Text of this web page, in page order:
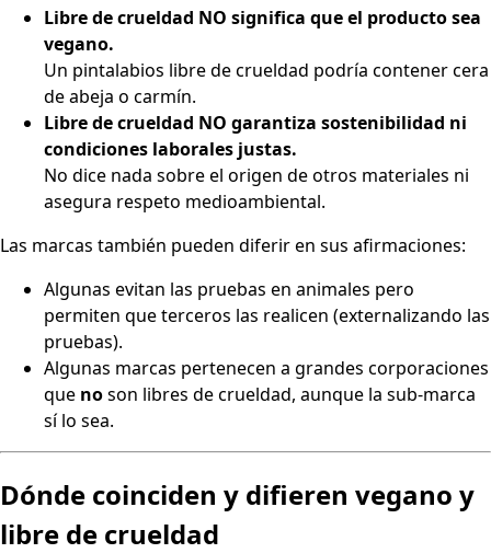
Libre de crueldad NO significa que el producto sea
vegano.
Un pintalabios libre de crueldad podría contener cera
de abeja o carmín.
Libre de crueldad NO garantiza sostenibilidad ni
condiciones laborales justas.
No dice nada sobre el origen de otros materiales ni
asegura respeto medioambiental.
Las marcas también pueden diferir en sus afirmaciones:
Algunas evitan las pruebas en animales pero
permiten que terceros las realicen (externalizando las
pruebas).
Algunas marcas pertenecen a grandes corporaciones
que noson libres de crueldad, aunque la sub-marca
sí lo sea.
Dónde coinciden y difieren vegano y
libre de crueldad